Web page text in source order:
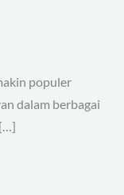
populer
dalam berbagai